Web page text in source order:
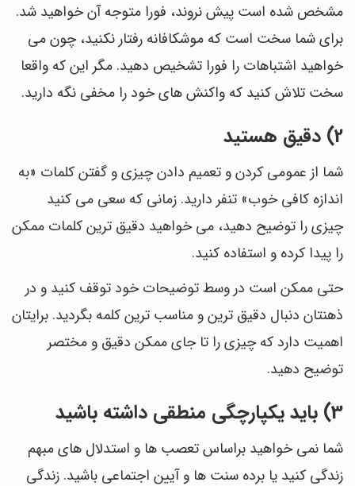
مشخص شده است پیش نروند، فورا متوجه آن خواهید شد.
برای شما سخت است که موشکافانه رفتار نکنید، چون می
خواهید اشتباهات را فورا تشخیص دهید. مگر این که واقعا
سخت تلاش کنید که واکنش های خود را مخفی نگه دارید.
2) دقیق هستید
شما از عمومی کردن و تعمیم دادن چیزی و گفتن کلمات «به
اندازه کافی خوب» تنفر دارید. زمانی که سعی می کنید
چیزی را توضیح دهید، می خواهید دقیق ترین کلمات ممکن
را پیدا کرده و استفاده کنید.
حتی ممکن است در وسط توضیحات خود توقف کنید و در
ذهنتان دنبال دقیق ترین و مناسب ترین کلمه بگردید. برایتان
اهمیت دارد که چیزی را تا جای ممکن دقیق و مختصر
توضیح دهید.
3) باید یکپارچگی منطقی داشته باشید
شما نمی خواهید براساس تعصب ها و استدلال های مبهم
زندگی کنید یا برده سنت ها و آیین اجتماعی باشید. زندگی